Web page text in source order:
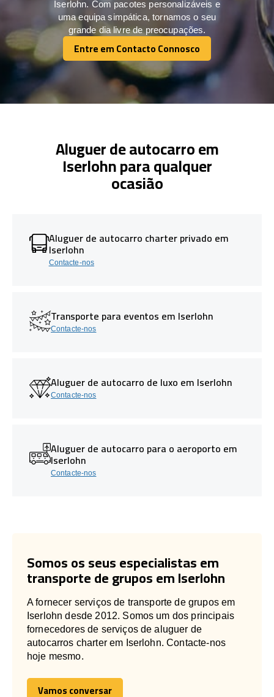
Iserlohn. Com pacotes personalizáveis e
uma equipa simpática, tornamos o seu
grande dia livre de preocupações.
Entre em Contacto Connosco
Entre em Contacto Connosco
Aluguer de autocarro em
Iserlohn para qualquer
ocasião
Aluguer de autocarro charter privado em
Iserlohn
Contacte-nos
Transporte para eventos em Iserlohn
Contacte-nos
Aluguer de autocarro de luxo em Iserlohn
Contacte-nos
Aluguer de autocarro para o aeroporto em
Iserlohn
Contacte-nos
Somos os seus especialistas em
transporte de grupos em Iserlohn
A fornecer serviços de transporte de grupos em
Iserlohn desde 2012. Somos um dos principais
fornecedores de serviços de aluguer de
autocarros charter em Iserlohn. Contacte-nos
hoje mesmo.
Vamos conversar